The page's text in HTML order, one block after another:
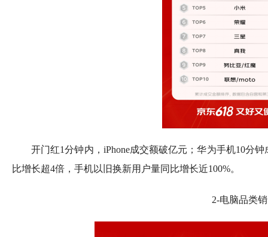
开门红1分钟内，iPhone成交额破亿元；华为手机10分
比增长超4倍，手机以旧换新用户量同比增长近100%。
2-电脑品类